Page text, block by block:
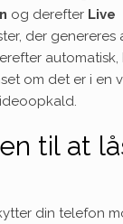
og derefter Live
der genereres
om det er i en
til at
din telefon